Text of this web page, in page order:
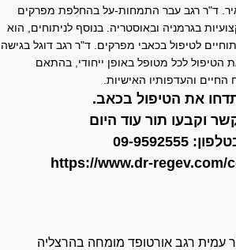
ד"ר רגב עבר התמחות-על בהחלפת מפרקים
בגרמניה ובאוסטריה. בנוסף לניתוחים, הוא
לטיפול בכאבי מפרקים. ד"ר רגב דוגל בגישה
הטיפול לכל מטופל באופן ייחודי, בהתאם
והעדפותיו האישיות.
את הטיפול בכאב.
וקבעו תור עוד היום
09-9592555
https://www.dr-regev.com/
עמית רגב אורטופד מומחה בהרצליה